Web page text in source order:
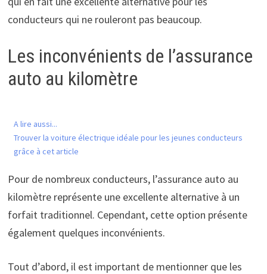
conducteurs qui ne rouleront pas beaucoup.
Les inconvénients de l’assurance
auto au kilomètre
A lire aussi...
Trouver la voiture électrique idéale pour les jeunes conducteurs
grâce à cet article
Pour de nombreux conducteurs, l’assurance auto au
kilomètre représente une excellente alternative à un
forfait traditionnel. Cependant, cette option présente
également quelques inconvénients.
Tout d’abord, il est important de mentionner que les